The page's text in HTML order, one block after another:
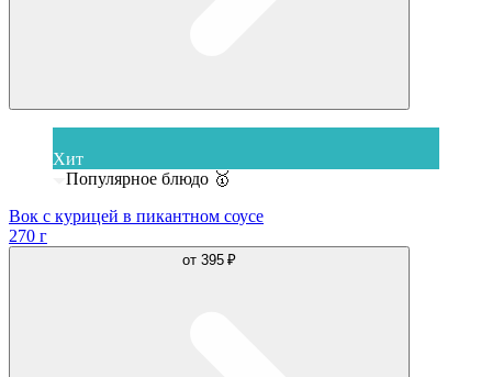
Хит
Популярное блюдо 🥇
Вок с курицей в пикантном соусе
270 г
от 395 ₽